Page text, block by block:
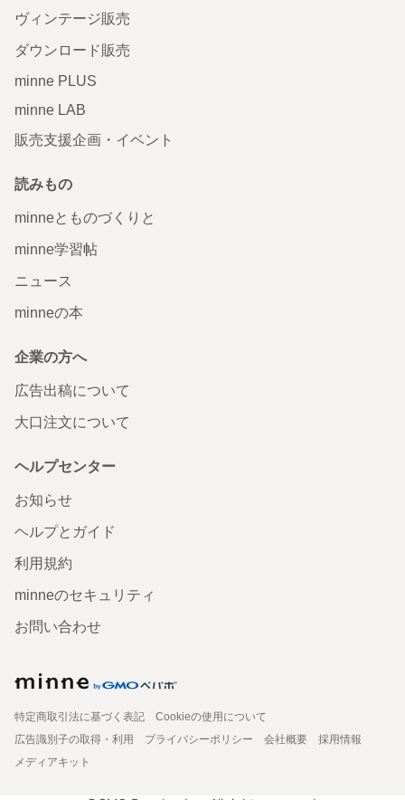
ヴィンテージ販売
ダウンロード販売
minne PLUS
minne LAB
販売支援企画・イベント
読みもの
minneとものづくりと
minne学習帖
ニュース
minneの本
企業の方へ
広告出稿について
大口注文について
ヘルプセンター
お知らせ
ヘルプとガイド
利用規約
minneのセキュリティ
お問い合わせ
特定商取引法に基づく表記
Cookieの使用について
広告識別子の取得・利用
プライバシーポリシー 会社概要
採用情報
メディアキット